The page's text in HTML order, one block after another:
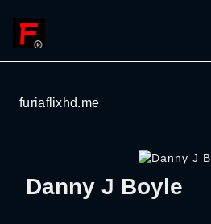
furiaflixhd.me
Danny J Boyle